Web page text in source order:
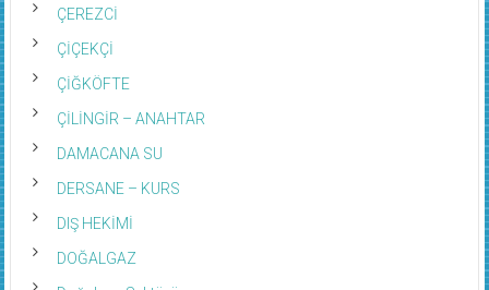
ÇEREZCİ
ÇİÇEKÇİ
ÇİĞKÖFTE
ÇİLİNGİR – ANAHTAR
DAMACANA SU
DERSANE – KURS
DIŞ HEKİMİ
DOĞALGAZ